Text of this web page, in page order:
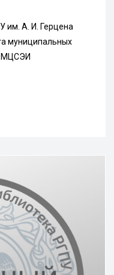
им. А. И. Герцена
муниципальных
МЦСЭИ